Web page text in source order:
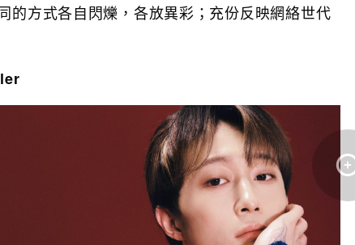
的方式各自閃爍，各放異彩；充份反映網絡世代